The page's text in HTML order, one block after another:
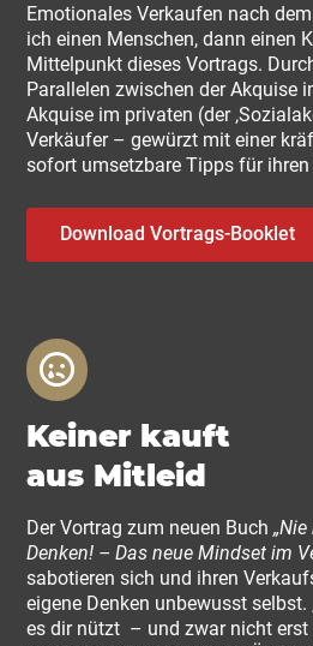
Emotionales Verkaufen nach
ich einen Menschen, dann einen
Mittelpunkt dieses Vortrags.
Parallelen zwischen der Akquise
Akquise im privaten (der
Verkäufer – gewürzt mit einer
sofort umsetzbare Tipps für ihren
Download Vortrags-Booklet
Keiner kauft
aus Mitleid
Der Vortrag zum neuen Buch
Denken! – Das neue Mindset im
sabotieren sich und ihren
eigene Denken unbewusst selbst.
es dir nützt – und zwar nicht erst